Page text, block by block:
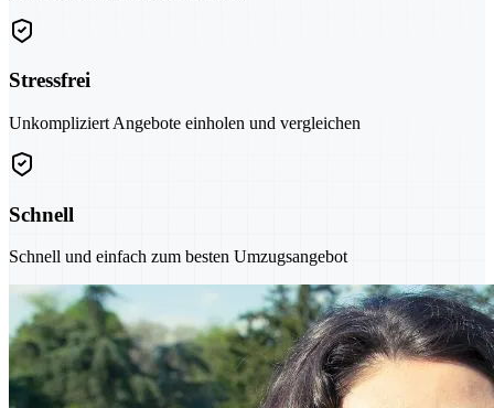
Stressfrei
Unkompliziert Angebote einholen und vergleichen
Schnell
Schnell und einfach zum besten Umzugsangebot